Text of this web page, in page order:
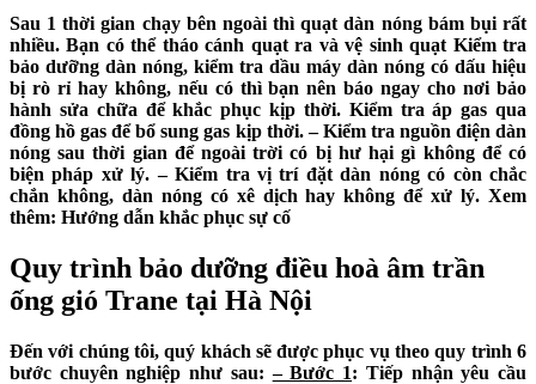
Sau 1 thời gian chạy bên ngoài thì quạt dàn nóng bám bụi rất
nhiều. Bạn có thể tháo cánh quạt ra và vệ sinh quạt Kiểm tra
bảo dưỡng dàn nóng, kiểm tra dầu máy dàn nóng có dấu hiệu
bị rò rỉ hay không, nếu có thì bạn nên báo ngay cho nơi bảo
hành sửa chữa để khắc phục kịp thời. Kiểm tra áp gas qua
đồng hồ gas để bổ sung gas kịp thời. – Kiểm tra nguồn điện dàn
nóng sau thời gian để ngoài trời có bị hư hại gì không để có
biện pháp xử lý. – Kiểm tra vị trí đặt dàn nóng có còn chắc
chắn không, dàn nóng có xê dịch hay không để xử lý. Xem
thêm: Hướng dẫn khắc phục sự cố
Quy trình bảo dưỡng điều hoà âm trần
ống gió Trane tại Hà Nội
Đến với chúng tôi, quý khách sẽ được phục vụ theo quy trình 6
bước chuyên nghiệp như sau:– Bước 1: Tiếp nhận yêu cầu